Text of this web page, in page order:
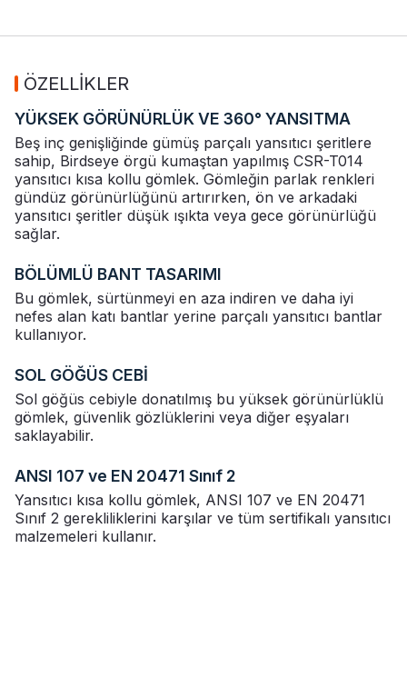
ÖZELLİKLER
YÜKSEK GÖRÜNÜRLÜK VE 360° YANSITMA
Beş inç genişliğinde gümüş parçalı yansıtıcı şeritlere
sahip, Birdseye örgü kumaştan yapılmış CSR-T014
yansıtıcı kısa kollu gömlek. Gömleğin parlak renkleri
gündüz görünürlüğünü artırırken, ön ve arkadaki
yansıtıcı şeritler düşük ışıkta veya gece görünürlüğü
sağlar.
BÖLÜMLÜ BANT TASARIMI
Bu gömlek, sürtünmeyi en aza indiren ve daha iyi
nefes alan katı bantlar yerine parçalı yansıtıcı bantlar
kullanıyor.
SOL GÖĞÜS CEBİ
Sol göğüs cebiyle donatılmış bu yüksek görünürlüklü
gömlek, güvenlik gözlüklerini veya diğer eşyaları
saklayabilir.
ANSI 107 ve EN 20471 Sınıf 2
Yansıtıcı kısa kollu gömlek, ANSI 107 ve EN 20471
Sınıf 2 gerekliliklerini karşılar ve tüm sertifikalı yansıtıcı
malzemeleri kullanır.